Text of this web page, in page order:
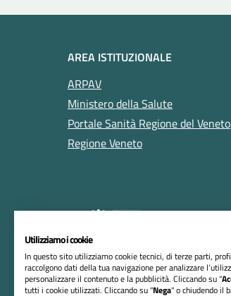
AREA ISTITUZIONALE
ARPAV
Ministero della Salute
Portale Sanità Regione del Veneto
Regione Veneto
RIFERIMENTI
Utilizziamo i cookie
In questo sito utilizziamo cookie tecnici, di terze parti,
raccolgono dati della tua navigazione per analizzare
personalizzare il contenuto e la pubblicità. Cliccando su “
tutti i cookie utilizzati. Cliccando su "Nega" o chiudendo il